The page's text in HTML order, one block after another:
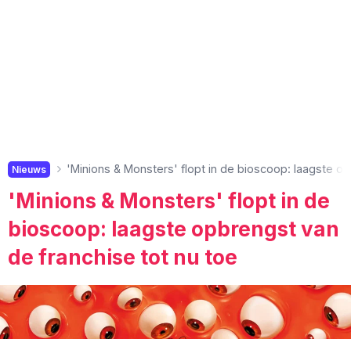
Nieuws 'Minions & Monsters' flopt in de bioscoop: laagste
'Minions & Monsters' flopt in de
bioscoop: laagste opbrengst van
de franchise tot nu toe